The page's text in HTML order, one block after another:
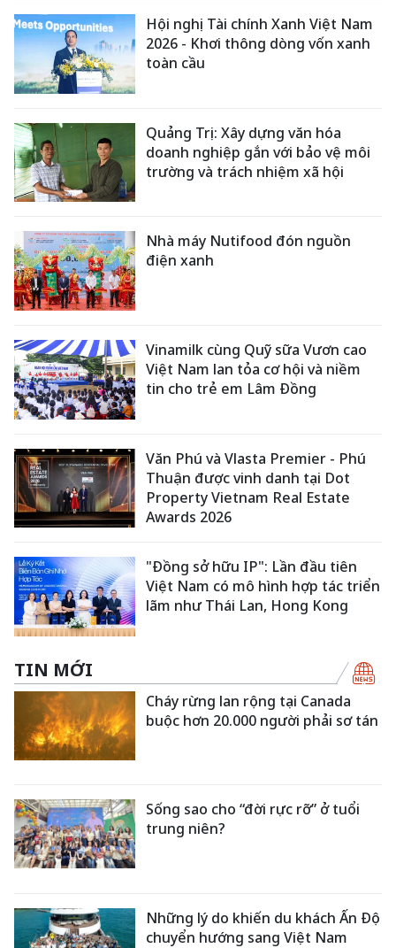
Hội nghị Tài chính Xanh Việt Nam
2026 - Khơi thông dòng vốn xanh
toàn cầu
Quảng Trị: Xây dựng văn hóa
doanh nghiệp gắn với bảo vệ môi
trường và trách nhiệm xã hội
Nhà máy Nutifood đón nguồn
điện xanh
Vinamilk cùng Quỹ sữa Vươn cao
Việt Nam lan tỏa cơ hội và niềm
tin cho trẻ em Lâm Đồng
Văn Phú và Vlasta Premier - Phú
Thuận được vinh danh tại Dot
Property Vietnam Real Estate
Awards 2026
"Đồng sở hữu IP": Lần đầu tiên
Việt Nam có mô hình hợp tác triển
lãm như Thái Lan, Hong Kong
TIN MỚI
Cháy rừng lan rộng tại Canada
buộc hơn 20.000 người phải sơ tán
Sống sao cho “đời rực rỡ” ở tuổi
trung niên?
Những lý do khiến du khách Ấn Độ
chuyển hướng sang Việt Nam